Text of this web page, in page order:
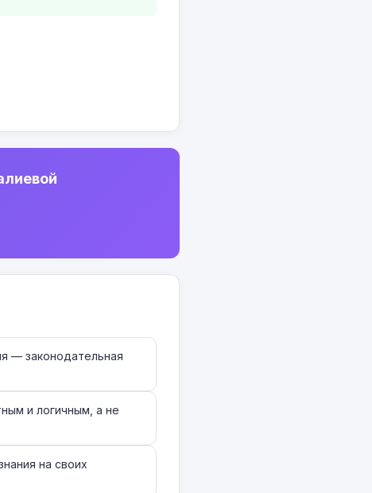
— законодательная
и логичным, а не
на своих